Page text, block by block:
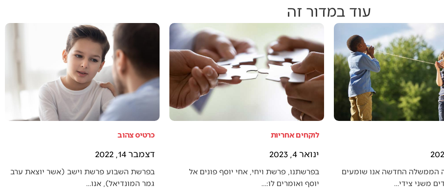
עוד במדור זה
הממשלה החדשה אנו שומעים
משני צידי…
לוקחים אחריות
ינואר 4, 2023
בפרשתנו, פרשת ויחי, אחי יוסף פונים אל
יוסף ואומרים לו:…
כרטיס צהוב
דצמבר 14, 2022
בפרשת השבוע פרשת וישב (אשר יוצאת ערב
גמר המונדיאל), אנו…